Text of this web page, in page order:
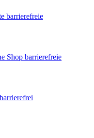
barrierefreie
Shop barrierefreie